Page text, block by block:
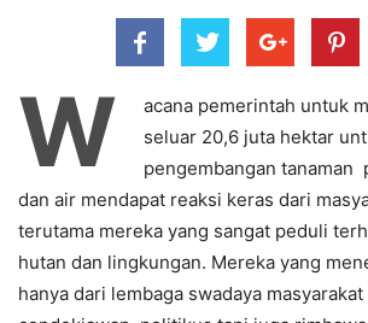
W
acana pemerintah untuk
seluar 20,6 juta hektar
pengembangan tanaman
dan air mendapat reaksi keras dari
terutama mereka yang sangat peduli
hutan dan lingkungan. Mereka yang
hanya dari lembaga swadaya masyarakat